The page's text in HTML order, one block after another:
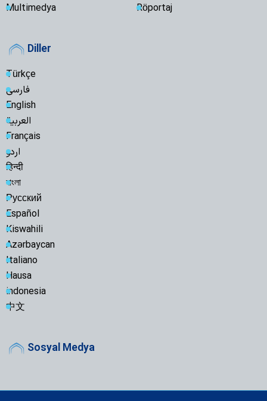
Multimedya
Röportaj
Diller
Türkçe
فارسی
English
العربية
Français
اردو
हिन्दी
বাংলা
Русский
Español
Kiswahili
Azərbaycan
Italiano
Hausa
indonesia
中文
Sosyal Medya